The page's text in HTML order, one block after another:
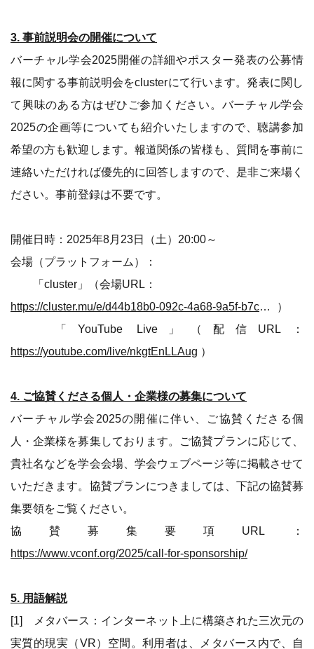
3. 事前説明会の開催について
バーチャル学会2025開催の詳細やポスター発表の公募情
報に関する事前説明会をclusterにて行います。発表に関し
て興味のある方はぜひご参加ください。バーチャル学会
2025の企画等についても紹介いたしますので、聴講参加
希望の方も歓迎します。報道関係の皆様も、質問を事前に
連絡いただければ優先的に回答しますので、是非ご来場く
ださい。事前登録は不要です。
開催日時：2025年8月23日（土）20:00～
会場（プラットフォーム）：
「cluster」（会場URL：
https://cluster.mu/e/d44b18b0-092c-4a68-9a5f-b7c9f8aaf1d0
）
「YouTube Live」（配信URL：
https://youtube.com/live/nkgtEnLLAug ）
4. ご協賛くださる個人・企業様の募集について
バーチャル学会2025の開催に伴い、ご協賛くださる個
人・企業様を募集しております。ご協賛プランに応じて、
貴社名などを学会会場、学会ウェブページ等に掲載させて
いただきます。協賛プランにつきましては、下記の協賛募
集要領をご覧ください。
協賛募集要項URL：
https://www.vconf.org/2025/call-for-sponsorship/
5. 用語解説
[1] メタバース：インターネット上に構築された三次元の
実質的現実（VR）空間。利用者は、メタバース内で、自